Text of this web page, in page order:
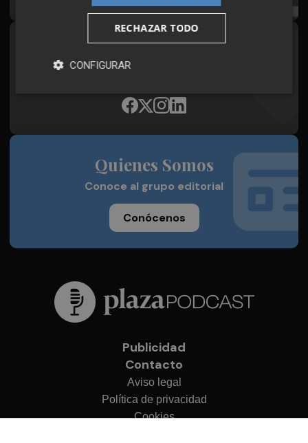
Síguenos en redes
Plaza Podcast, desde cualquier medio
Quienes Somos
Conoce al grupo editorial
Conócenos
Publicidad
Contacto
Aviso legal
Política de privacidad
Cookies
RECHAZAR TODO
CONFIGURAR